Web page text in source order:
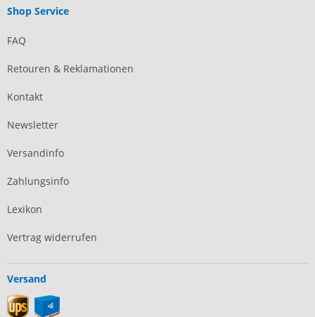
Shop Service
FAQ
Retouren & Reklamationen
Kontakt
Newsletter
Versandinfo
Zahlungsinfo
Lexikon
Vertrag widerrufen
Versand